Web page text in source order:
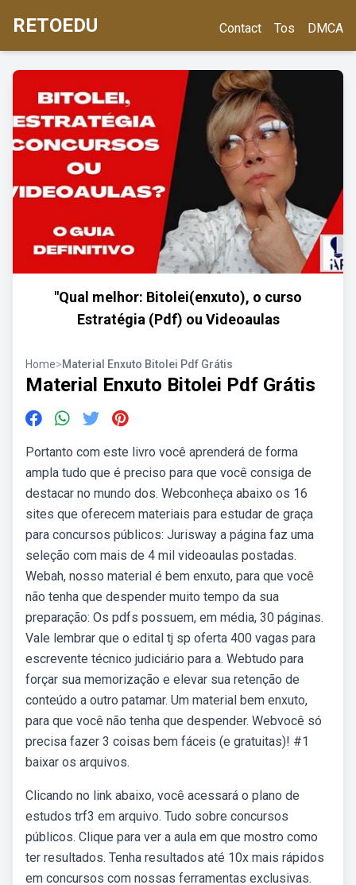
RETOEDU Contact Tos DMCA
"Qual melhor: Bitolei(enxuto), o curso
Estratégia (Pdf) ou Videoaulas
Home>Material Enxuto Bitolei Pdf Grátis
Material Enxuto Bitolei Pdf Grátis
Portanto com este livro você aprenderá de forma
ampla tudo que é preciso para que você consiga de
destacar no mundo dos. Webconheça abaixo os 16
sites que oferecem materiais para estudar de graça
para concursos públicos: Jurisway a página faz uma
seleção com mais de 4 mil videoaulas postadas.
Webah, nosso material é bem enxuto, para que você
não tenha que despender muito tempo da sua
preparação: Os pdfs possuem, em média, 30 páginas.
Vale lembrar que o edital tj sp oferta 400 vagas para
escrevente técnico judiciário para a. Webtudo para
forçar sua memorização e elevar sua retenção de
conteúdo a outro patamar. Um material bem enxuto,
para que você não tenha que despender. Webvocê só
precisa fazer 3 coisas bem fáceis (e gratuitas)! #1
baixar os arquivos.
Clicando no link abaixo, você acessará o plano de
estudos trf3 em arquivo. Tudo sobre concursos
públicos. Clique para ver a aula em que mostro como
ter resultados. Tenha resultados até 10x mais rápidos
em concursos com nossas ferramentas exclusivas.